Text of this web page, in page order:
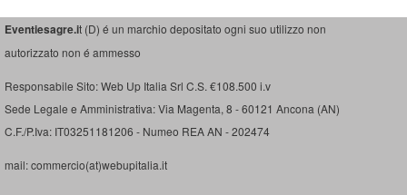
Eventiesagre.it (D) é un marchio depositato ogni suo utilizzo non
autorizzato non é ammesso
Responsabile Sito: Web Up Italia Srl C.S. €108.500 i.v
Sede Legale e Amministrativa: Via Magenta, 8 - 60121 Ancona (AN)
C.F./P.Iva: IT03251181206 - Numeo REA AN - 202474
mail: commercio(at)webupitalia.it